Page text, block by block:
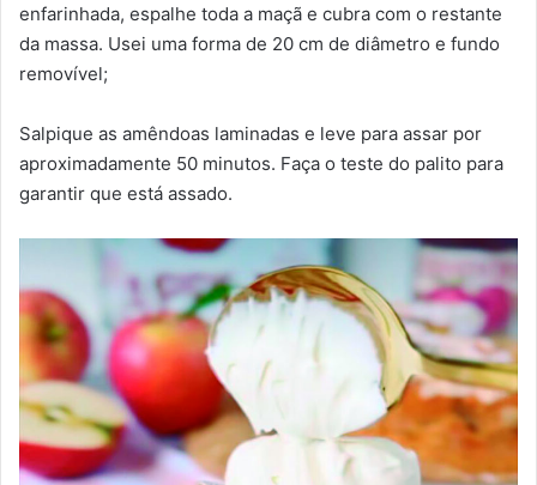
enfarinhada, espalhe toda a maçã e cubra com o restante
da massa. Usei uma forma de 20 cm de diâmetro e fundo
removível;
Salpique as amêndoas laminadas e leve para assar por
aproximadamente 50 minutos. Faça o teste do palito para
garantir que está assado.